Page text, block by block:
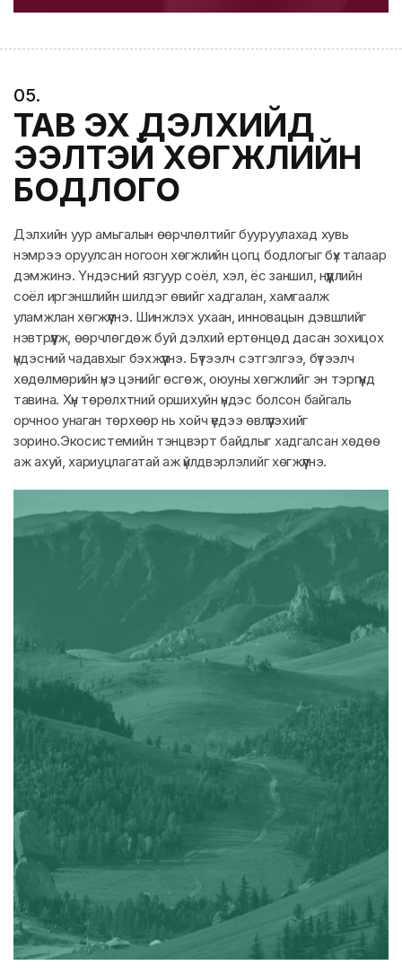
05.
ТАВ ЭХ ДЭЛХИЙД
ЭЭЛТЭЙ ХӨГЖЛИЙН
БОДЛОГО
Дэлхийн уур амьгалын өөрчлөлтийг бууруулахад хувь
нэмрээ оруулсан ногоон хөгжлийн цогц бодлогыг бүх талаар
дэмжинэ. Үндэсний язгуур соёл, хэл, ёс заншил, нүүдлийн
соёл иргэншлийн шилдэг өвийг хадгалан, хамгаалж
уламжлан хөгжүүлнэ. Шинжлэх ухаан, инновацын дэвшлийг
нэвтрүүлж, өөрчлөгдөж буй дэлхий ертөнцөд дасан зохицох
үндэсний чадавхыг бэхжүүлнэ. Бүтээлч сэтгэлгээ, бүтээлч
хөдөлмөрийн үнэ цэнийг өсгөж, оюуны хөгжлийг эн тэргүүнд
тавина. Хүн төрөлхтний оршихуйн үндэс болсон байгаль
орчноо унаган төрхөөр нь хойч үедээ өвлүүлэхийг
зорино.Экосистемийн тэнцвэрт байдлыг хадгалсан хөдөө
аж ахуй, хариуцлагатай аж үйлдвэрлэлийг хөгжүүлнэ.